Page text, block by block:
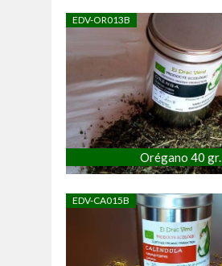
EDV-OR013B
Orégano 40 gr.
EDV-CA015B